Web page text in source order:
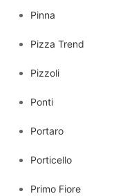
Pinna
Pizza Trend
Pizzoli
Ponti
Portaro
Porticello
Primo Fiore